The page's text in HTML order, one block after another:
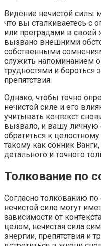
Видение нечистой силы
что вы сталкиваетесь с
или преградами в
вызвано внешними
собственными
служить напоминанием
трудностями и бороться
препятствия.
Однако, чтобы точно
нечистой силе и его
учитывать контекст
вызвало, и вашу личную
обратиться к
такому как сонник
детального и точного
Толкование по
Согласно толкованию
нечистой силе могут
зависимости от
целом, нечистая сила
энергии, препятствия и